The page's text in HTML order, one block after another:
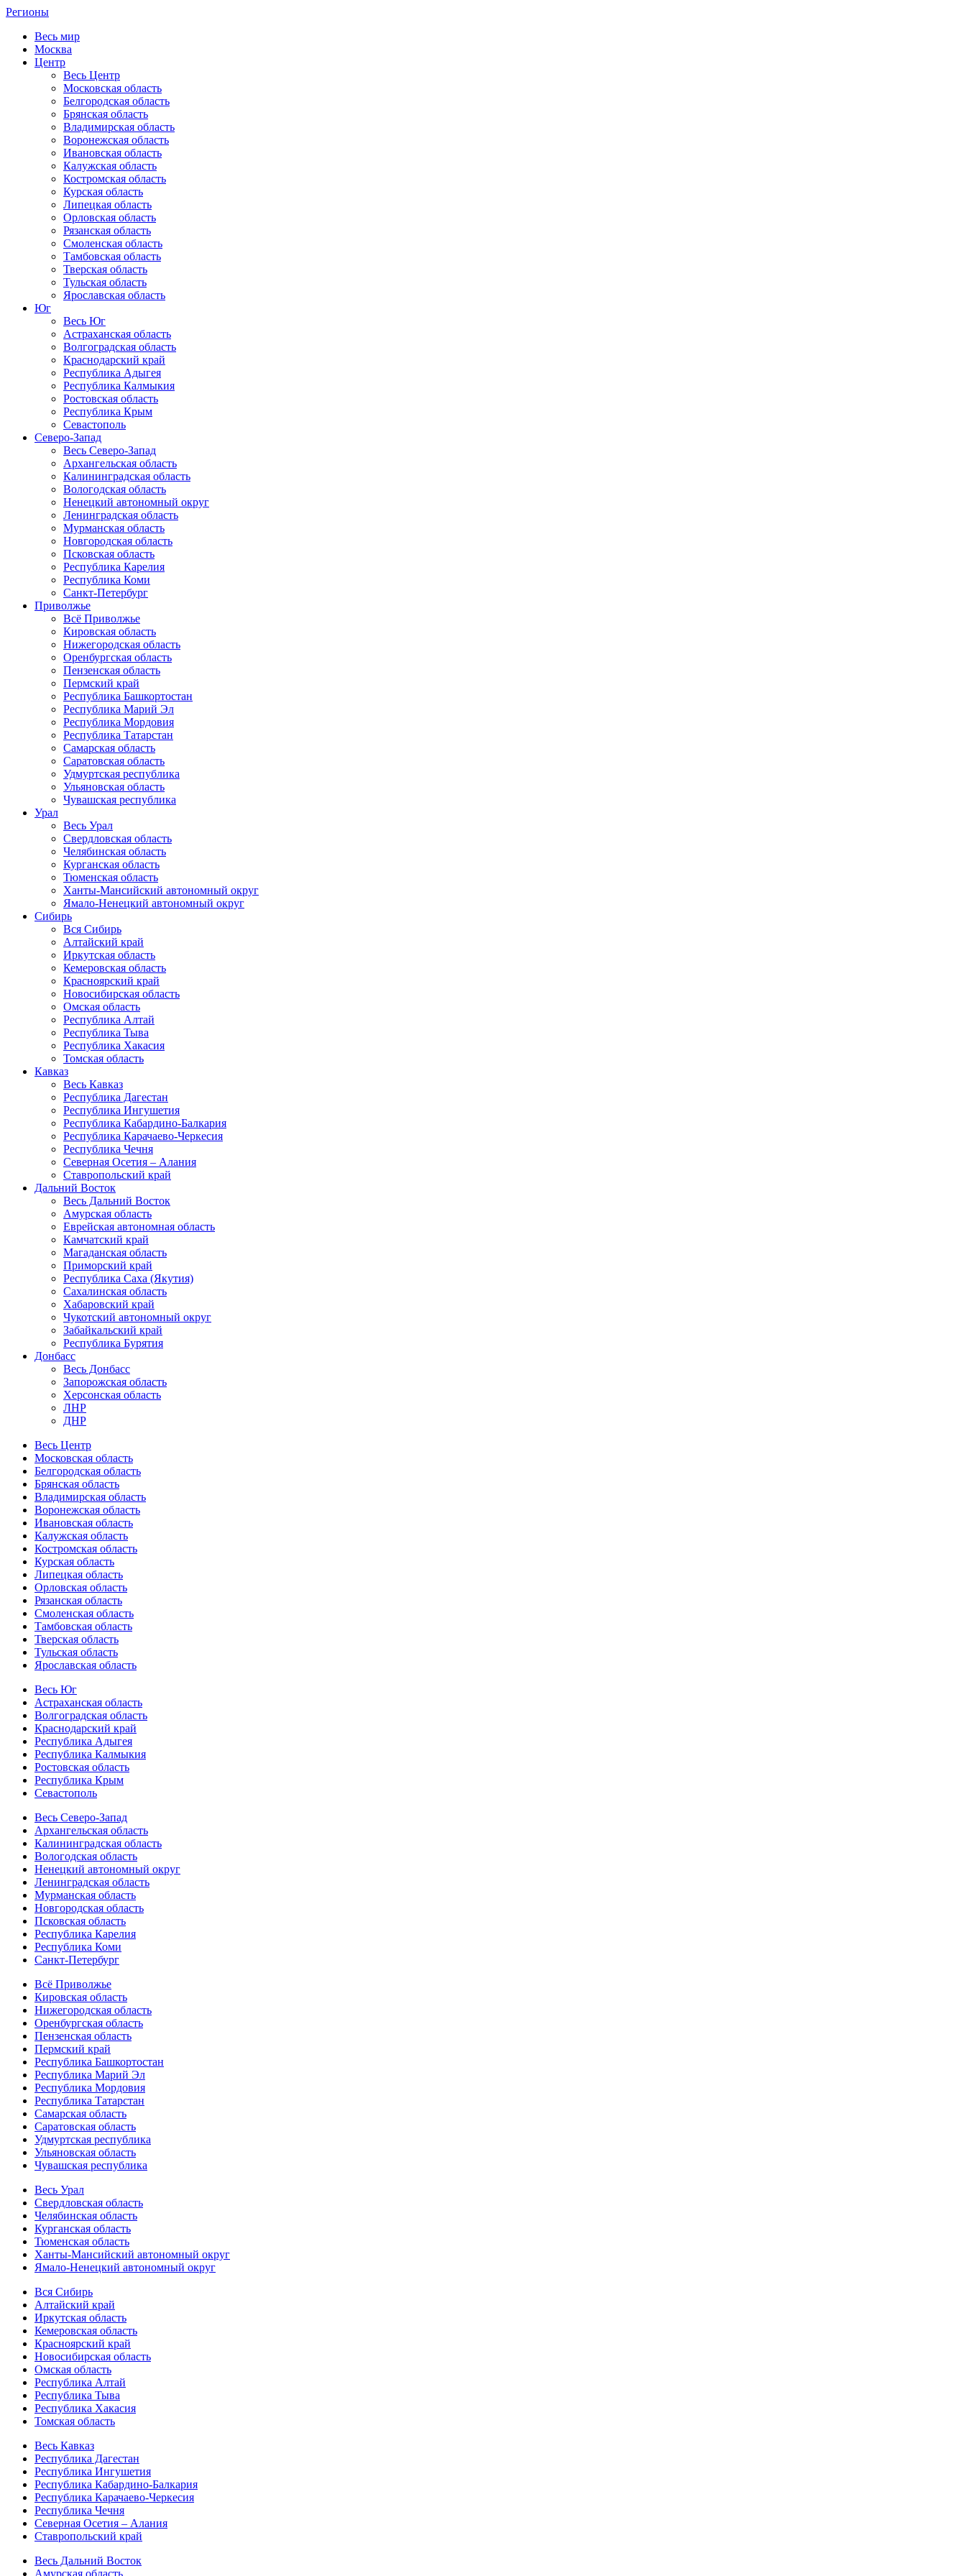
Регионы
Весь мир
Москва
Центр
Весь Центр
Московская область
Белгородская область
Брянская область
Владимирская область
Воронежская область
Ивановская область
Калужская область
Костромская область
Курская область
Липецкая область
Орловская область
Рязанская область
Смоленская область
Тамбовская область
Тверская область
Тульская область
Ярославская область
Юг
Весь Юг
Астраханская область
Волгоградская область
Краснодарский край
Республика Адыгея
Республика Калмыкия
Ростовская область
Республика Крым
Севастополь
Северо-Запад
Весь Северо-Запад
Архангельская область
Калининградская область
Вологодская область
Ненецкий автономный округ
Ленинградская область
Мурманская область
Новгородская область
Псковская область
Республика Карелия
Республика Коми
Санкт-Петербург
Приволжье
Всё Приволжье
Кировская область
Нижегородская область
Оренбургская область
Пензенская область
Пермский край
Республика Башкортостан
Республика Марий Эл
Республика Мордовия
Республика Татарстан
Самарская область
Саратовская область
Удмуртская республика
Ульяновская область
Чувашская республика
Урал
Весь Урал
Свердловская область
Челябинская область
Курганская область
Тюменская область
Ханты-Мансийский автономный округ
Ямало-Ненецкий автономный округ
Сибирь
Вся Сибирь
Алтайский край
Иркутская область
Кемеровская область
Красноярский край
Новосибирская область
Омская область
Республика Алтай
Республика Тыва
Республика Хакасия
Томская область
Кавказ
Весь Кавказ
Республика Дагестан
Республика Ингушетия
Республика Кабардино-Балкария
Республика Карачаево-Черкесия
Республика Чечня
Северная Осетия – Алания
Ставропольский край
Дальний Восток
Весь Дальний Восток
Амурская область
Еврейская автономная область
Камчатский край
Магаданская область
Приморский край
Республика Саха (Якутия)
Сахалинская область
Хабаровский край
Чукотский автономный округ
Забайкальский край
Республика Бурятия
Донбасс
Весь Донбасс
Запорожская область
Херсонская область
ЛНР
ДНР
Весь Центр
Московская область
Белгородская область
Брянская область
Владимирская область
Воронежская область
Ивановская область
Калужская область
Костромская область
Курская область
Липецкая область
Орловская область
Рязанская область
Смоленская область
Тамбовская область
Тверская область
Тульская область
Ярославская область
Весь Юг
Астраханская область
Волгоградская область
Краснодарский край
Республика Адыгея
Республика Калмыкия
Ростовская область
Республика Крым
Севастополь
Весь Северо-Запад
Архангельская область
Калининградская область
Вологодская область
Ненецкий автономный округ
Ленинградская область
Мурманская область
Новгородская область
Псковская область
Республика Карелия
Республика Коми
Санкт-Петербург
Всё Приволжье
Кировская область
Нижегородская область
Оренбургская область
Пензенская область
Пермский край
Республика Башкортостан
Республика Марий Эл
Республика Мордовия
Республика Татарстан
Самарская область
Саратовская область
Удмуртская республика
Ульяновская область
Чувашская республика
Весь Урал
Свердловская область
Челябинская область
Курганская область
Тюменская область
Ханты-Мансийский автономный округ
Ямало-Ненецкий автономный округ
Вся Сибирь
Алтайский край
Иркутская область
Кемеровская область
Красноярский край
Новосибирская область
Омская область
Республика Алтай
Республика Тыва
Республика Хакасия
Томская область
Весь Кавказ
Республика Дагестан
Республика Ингушетия
Республика Кабардино-Балкария
Республика Карачаево-Черкесия
Республика Чечня
Северная Осетия – Алания
Ставропольский край
Весь Дальний Восток
Амурская область